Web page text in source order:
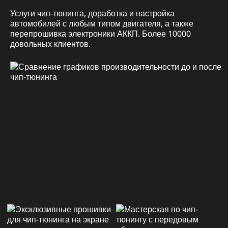
Услуги чип-тюнинга, доработка и настройка
автомобилей с любым типом двигателя, а также
перепрошивка электроники АККП. Более 10000
довольных клиентов.